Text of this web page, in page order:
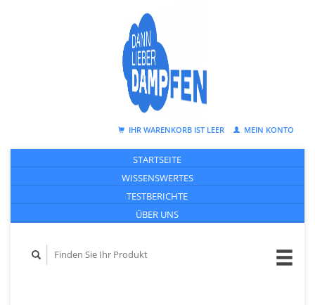
IHR WARENKORB IST LEER MEIN KONTO
STARTSEITE
WISSENSWERTES
TESTBERICHTE
ÜBER UNS